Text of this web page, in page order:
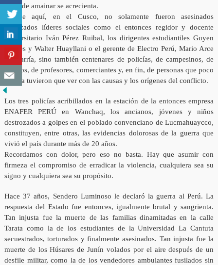
lugar de amainar se acrecienta.
Porque aquí, en el Cusco, no solamente fueron asesinados
destacados líderes sociales como el entonces regidor y docente
universitario Iván Pérez Ruibal, los dirigentes estudiantiles Guyen
Hilares y Walter Huayllani o el gerente de Electro Perú, Mario Arce
Chevarría, sino también centenares de policías, de campesinos, de
obreros, de profesores, comerciantes y, en fin, de personas que poco
o nada tuvieron que ver con las causas y los orígenes del conflicto.
Los tres policías acribillados en la estación de la entonces empresa
ENAFER PERÚ en Wanchaq, los ancianos, jóvenes y niños
destrozados a golpes en el poblado convenciano de Lucmahuaycco,
constituyen, entre otras, las evidencias dolorosas de la guerra que
vivió el país durante más de 20 años.
Recordamos con dolor, pero eso no basta. Hay que asumir con
firmeza el compromiso de erradicar la violencia, cualquiera sea su
signo y cualquiera sea su propósito.
Hace 37 años, Sendero Luminoso le declaró la guerra al Perú. La
respuesta del Estado fue entonces, igualmente brutal y sangrienta.
Tan injusta fue la muerte de las familias dinamitadas en la calle
Tarata como la de los estudiantes de la Universidad La Cantuta
secuestrados, torturados y finalmente asesinados. Tan injusta fue la
muerte de los Húsares de Junín volados por el aire después de un
desfile militar, como la de los vendedores ambulantes fusilados sin